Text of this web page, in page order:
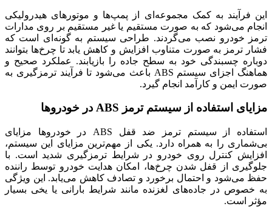
این فرآیند به کمک مجموعه‌ای از پمپ‌ها و موتورهای هیدرولیکی
انجام می‌شود که به صورت مستقیم یا غیر مستقیم بر روی مدارات
ترمز خودرو نصب می‌گردند. طراحی سیستم به گونه‌ای است که
فشار ترمز به صورت متناوب افزایش و کاهش یابد تا چرخ‌ها بتوانند
دوباره چسبندگی خود به سطح جاده را بازیابند. عملکرد صحیح و
هماهنگ اجزای سیستم ABS باعث می‌شود تا فرآیند ترمزگیری به
صورت ایمن و کارآمد انجام گیرد.
مزایای استفاده از سیستم ترمز ABS در خودروها
استفاده از سیستم ترمز ضد قفل ABS در خودروها مزایای
بی‌شماری را به همراه دارد. یکی از مهم‌ترین مزایای این سیستم،
افزایش کنترل روی خودرو در شرایط ترمزگیری شدید است. با
جلوگیری از قفل شدن چرخ‌ها، امکان هدایت خودرو توسط راننده
حفظ می‌شود و احتمال برخورد و تصادف کاهش می‌یابد. این ویژگی
به خصوص در جاده‌های لغزنده مانند شرایط بارانی یا یخی بسیار
مؤثر است.